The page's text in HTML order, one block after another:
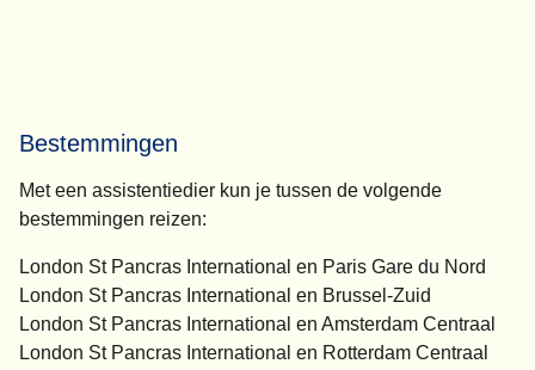
Bestemmingen
Met een assistentiedier kun je tussen de volgende
bestemmingen reizen:
London St Pancras International en Paris Gare du Nord
London St Pancras International en Brussel-Zuid
London St Pancras International en Amsterdam Centraal
London St Pancras International en Rotterdam Centraal